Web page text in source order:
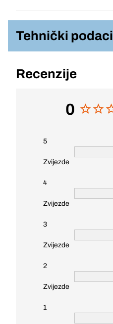
Tehnički podaci
Recenzije
0
5
Zvijezde
4
Zvijezde
3
Zvijezde
2
Zvijezde
1